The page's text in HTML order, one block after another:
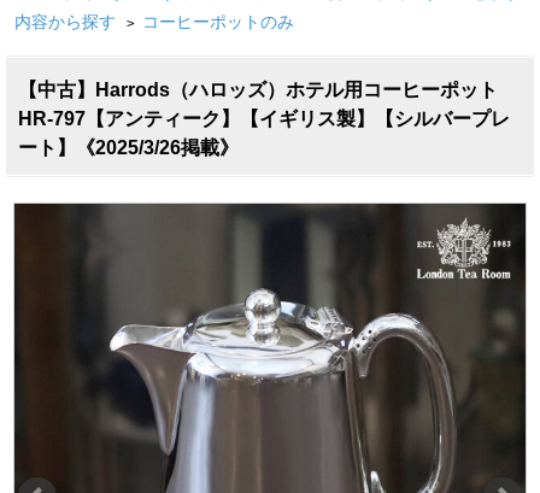
内容から探す
> コーヒーポットのみ
【中古】Harrods（ハロッズ）ホテル用コーヒーポット
HR-797【アンティーク】【イギリス製】【シルバープレ
ート】《2025/3/26掲載》